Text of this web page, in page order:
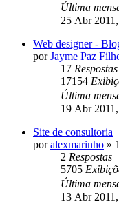
Última
25 Abr
Web designer -
porJayme Paz
17 Respostas
17154
Última
19 Abr
Site de consultoria
poralexmarinho »
2 Respostas
5705
Última
13 Abr